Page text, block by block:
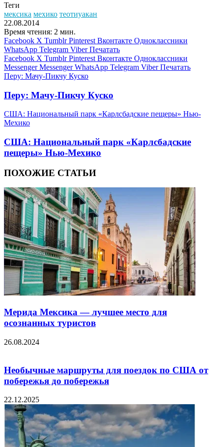
Теги
мексика мехико теотиуакан
22.08.2014
Время чтения: 2 мин.
Facebook X Tumblr Pinterest Вконтакте Одноклассники
WhatsApp Telegram Viber Печатать
Facebook X Tumblr Pinterest Вконтакте Одноклассники
Messenger Messenger WhatsApp Telegram Viber Печатать
Перу: Мачу-Пикчу Куско
Перу: Мачу-Пикчу Куско
США: Национальный парк «Карлсбадские пещеры» Нью-
Мехико
США: Национальный парк «Карлсбадские
пещеры» Нью-Мехико
ПОХОЖИЕ СТАТЬИ
Мерида Мексика — лучшее место для
осознанных туристов
26.08.2024
Необычные маршруты для поездок по США от
побережья до побережья
22.12.2025